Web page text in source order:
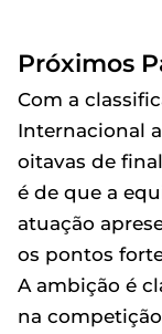
Próximos
Com a
Internacional
oitavas de
é de que a
atuação
os pontos
A ambição é
na